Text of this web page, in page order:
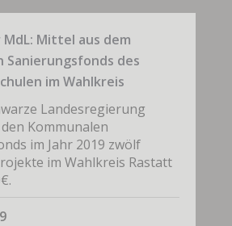
MdL: Mittel aus dem
Sanierungsfonds des
im Wahlkreis
Landesregierung
Kommunalen
im Jahr 2019 zwölf
im Wahlkreis Rastatt